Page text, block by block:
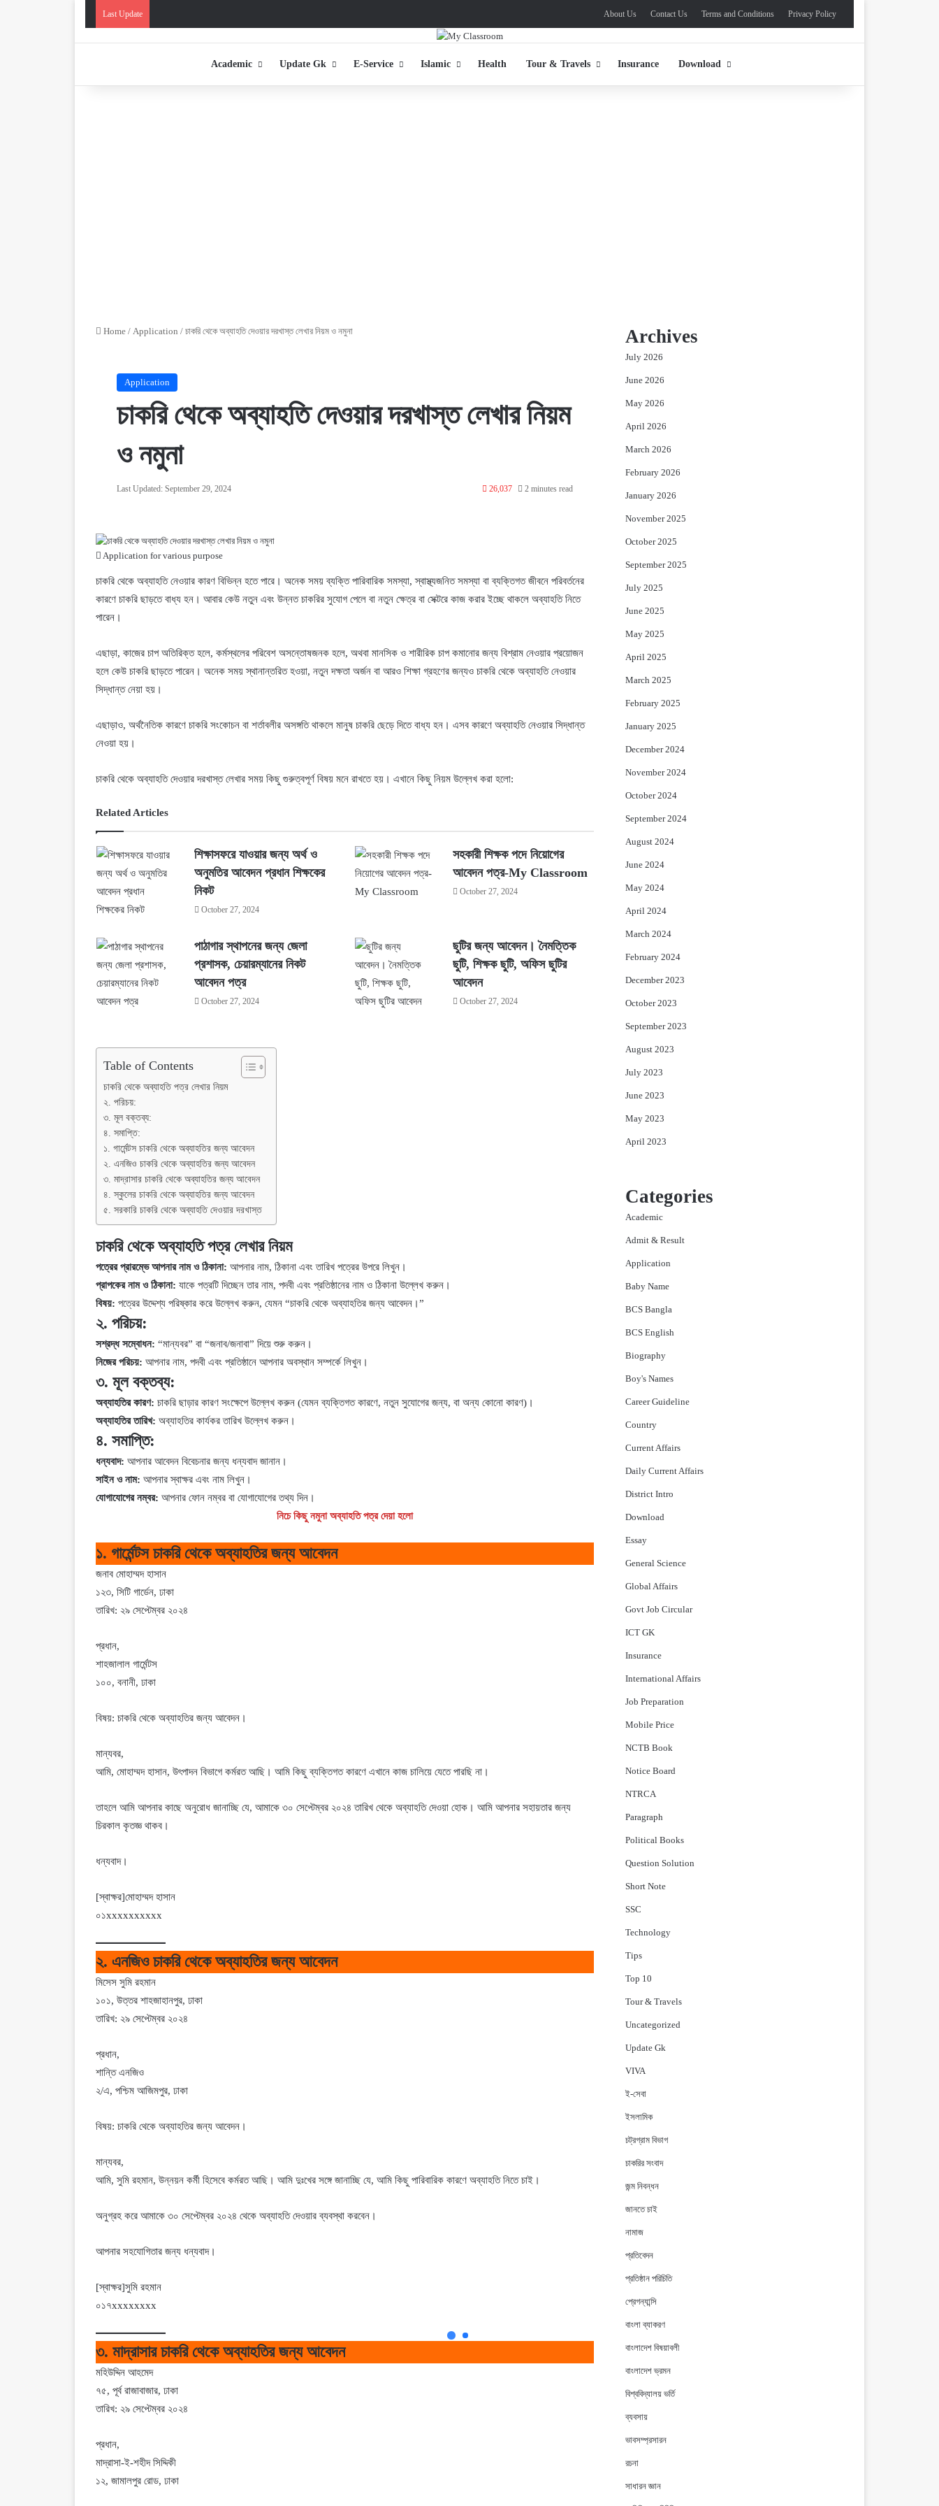
Last Update About Us Contact Us Terms and Conditions Privacy Policy
Academic Update Gk E-Service Islamic Health Tour & Travels Insurance Download
Home / Application / চাকরি থেকে অব্যাহতি দেওয়ার দরখাস্ত লেখার নিয়ম ও নমুনা
Application
চাকরি থেকে অব্যাহতি দেওয়ার দরখাস্ত লেখার নিয়ম
ও নমুনা
Last Updated: September 29, 2024 26,037 2 minutes read
Application for various purpose
চাকরি থেকে অব্যাহতি নেওয়ার কারণ বিভিন্ন হতে পারে। অনেক সময় ব্যক্তি পারিবারিক সমস্যা, স্বাস্থ্যজনিত সমস্যা বা ব্যক্তিগত জীবনে পরিবর্তনের
কারণে চাকরি ছাড়তে বাধ্য হন। আবার কেউ নতুন এবং উন্নত চাকরির সুযোগ পেলে বা নতুন ক্ষেত্র বা সেক্টরে কাজ করার ইচ্ছে থাকলে অব্যাহতি নিতে
পারেন।
এছাড়া, কাজের চাপ অতিরিক্ত হলে, কর্মস্থলের পরিবেশ অসন্তোষজনক হলে, অথবা মানসিক ও শারীরিক চাপ কমানোর জন্য বিশ্রাম নেওয়ার প্রয়োজন
হলে কেউ চাকরি ছাড়তে পারেন। অনেক সময় স্থানান্তরিত হওয়া, নতুন দক্ষতা অর্জন বা আরও শিক্ষা গ্রহণের জন্যও চাকরি থেকে অব্যাহতি নেওয়ার
সিদ্ধান্ত নেয়া হয়।
এছাড়াও, অর্থনৈতিক কারণে চাকরি সংকোচন বা শর্তাবলীর অসঙ্গতি থাকলে মানুষ চাকরি ছেড়ে দিতে বাধ্য হন। এসব কারণে অব্যাহতি নেওয়ার সিদ্ধান্ত
নেওয়া হয়।
চাকরি থেকে অব্যাহতি দেওয়ারদরখাস্তলেখার সময় কিছু গুরুত্বপূর্ণ বিষয় মনে রাখতে হয়। এখানে কিছু নিয়ম উল্লেখ করা হলো:
Related Articles
শিক্ষাসফরে যাওয়ার জন্য অর্থ ও
অনুমতির আবেদন প্রধান শিক্ষকের
নিকট
October 27, 2024
সহকারী শিক্ষক পদে নিয়োগের
আবেদন পত্র-My Classroom
October 27, 2024
পাঠাগার স্থাপনের জন্য জেলা
প্রশাসক, চেয়ারম্যানের নিকট
আবেদন পত্র
October 27, 2024
ছুটির জন্য আবেদন। নৈমত্তিক
ছুটি, শিক্ষক ছুটি, অফিস ছুটির
আবেদন
October 27, 2024
Table of Contents
চাকরি থেকে অব্যাহতি পত্র লেখার নিয়ম
২. পরিচয়:
৩. মূল বক্তব্য:
৪. সমাপ্তি:
১. গার্মেন্টস চাকরি থেকে অব্যাহতির জন্য আবেদন
২. এনজিও চাকরি থেকে অব্যাহতির জন্য আবেদন
৩. মাদ্রাসার চাকরি থেকে অব্যাহতির জন্য আবেদন
৪. স্কুলের চাকরি থেকে অব্যাহতির জন্য আবেদন
৫. সরকারি চাকরি থেকে অব্যাহতি দেওয়ার দরখাস্ত
চাকরি থেকে অব্যাহতি পত্র লেখার নিয়ম
পত্রের প্রারম্ভে আপনার নাম ও ঠিকানা: আপনার নাম, ঠিকানা এবং তারিখ পত্রের উপরে লিখুন।
প্রাপকের নাম ও ঠিকানা: যাকে পত্রটি দিচ্ছেন তার নাম, পদবী এবং প্রতিষ্ঠানের নাম ও ঠিকানা উল্লেখ করুন।
বিষয়: পত্রের উদ্দেশ্য পরিষ্কার করে উল্লেখ করুন, যেমন “চাকরি থেকে অব্যাহতির জন্য আবেদন।”
২. পরিচয়:
সশ্রদ্ধ সম্বোধন: “মান্যবর” বা “জনাব/জনাবা” দিয়ে শুরু করুন।
নিজের পরিচয়: আপনার নাম, পদবী এবং প্রতিষ্ঠানে আপনার অবস্থান সম্পর্কে লিখুন।
৩. মূল বক্তব্য:
অব্যাহতির কারণ: চাকরি ছাড়ার কারণ সংক্ষেপে উল্লেখ করুন (যেমন ব্যক্তিগত কারণে, নতুন সুযোগের জন্য, বা অন্য কোনো কারণ)।
অব্যাহতির তারিখ: অব্যাহতির কার্যকর তারিখ উল্লেখ করুন।
৪. সমাপ্তি:
ধন্যবাদ: আপনার আবেদন বিবেচনার জন্য ধন্যবাদ জানান।
সাইন ও নাম: আপনার স্বাক্ষর এবং নাম লিখুন।
যোগাযোগের নম্বর: আপনার ফোন নম্বর বা যোগাযোগের তথ্য দিন।
নিচে কিছু নমুনা অব্যাহতি পত্র দেয়া হলো
১. গার্মেন্টস চাকরি থেকে অব্যাহতির জন্য আবেদন
জনাব মোহাম্মদ হাসান
১২৩, সিটি গার্ডেন, ঢাকা
তারিখ: ২৯ সেপ্টেম্বর ২০২৪
প্রধান,
শাহজালাল গার্মেন্টস
১০০, বনানী, ঢাকা
বিষয়: চাকরি থেকে অব্যাহতির জন্য আবেদন।
মান্যবর,
আমি, মোহাম্মদ হাসান, উৎপাদন বিভাগে কর্মরত আছি। আমি কিছু ব্যক্তিগত কারণে এখানে কাজ চালিয়ে যেতে পারছি না।
তাহলে আমি আপনার কাছে অনুরোধ জানাচ্ছি যে, আমাকে ৩০ সেপ্টেম্বর ২০২৪ তারিখ থেকে অব্যাহতি দেওয়া হোক। আমি আপনার সহায়তার জন্য
চিরকাল কৃতজ্ঞ থাকব।
ধন্যবাদ।
[স্বাক্ষর]মোহাম্মদ হাসান
০১xxxxxxxxxx
২. এনজিও চাকরি থেকে অব্যাহতির জন্য আবেদন
মিসেস সুমি রহমান
১০১, উত্তর শাহজাহানপুর, ঢাকা
তারিখ: ২৯ সেপ্টেম্বর ২০২৪
প্রধান,
শান্তি এনজিও
২/এ, পশ্চিম আজিমপুর, ঢাকা
বিষয়: চাকরি থেকে অব্যাহতির জন্য আবেদন।
মান্যবর,
আমি, সুমি রহমান, উন্নয়ন কর্মী হিসেবে কর্মরত আছি। আমি দুঃখের সঙ্গে জানাচ্ছি যে, আমি কিছু পারিবারিক কারণে অব্যাহতি নিতে চাই।
অনুগ্রহ করে আমাকে ৩০ সেপ্টেম্বর ২০২৪ থেকে অব্যাহতি দেওয়ার ব্যবস্থা করবেন।
আপনার সহযোগিতার জন্য ধন্যবাদ।
[স্বাক্ষর]সুমি রহমান
০১৭xxxxxxxx
৩. মাদ্রাসার চাকরি থেকে অব্যাহতির জন্য আবেদন
মহিউদ্দিন আহমেদ
৭৫, পূর্ব রাজাবাজার, ঢাকা
তারিখ: ২৯ সেপ্টেম্বর ২০২৪
প্রধান,
মাদ্রাসা-ই-শহীদ সিদ্দিকী
১২, জামালপুর রোড, ঢাকা
Archives
July 2026
June 2026
May 2026
April 2026
March 2026
February 2026
January 2026
November 2025
October 2025
September 2025
July 2025
June 2025
May 2025
April 2025
March 2025
February 2025
January 2025
December 2024
November 2024
October 2024
September 2024
August 2024
June 2024
May 2024
April 2024
March 2024
February 2024
December 2023
October 2023
September 2023
August 2023
July 2023
June 2023
May 2023
April 2023
Categories
Academic
Admit & Result
Application
Baby Name
BCS Bangla
BCS English
Biography
Boy's Names
Career Guideline
Country
Current Affairs
Daily Current Affairs
District Intro
Download
Essay
General Science
Global Affairs
Govt Job Circular
ICT GK
Insurance
International Affairs
Job Preparation
Mobile Price
NCTB Book
Notice Board
NTRCA
Paragraph
Political Books
Question Solution
Short Note
‍SSC
Technology
Tips
Top 10
Tour & Travels
Uncategorized
Update Gk
VIVA
ই-সেবা
ইসলামিক
চট্রগ্রাম বিভাগ
চাকরির সংবাদ
জন্ম নিবন্ধন
জানতে চাই
নামাজ
প্রতিবেদন
প্রতিষ্ঠান পরিচিতি
প্রেগন্যান্সি
বাংলা ব্যাকরণ
বাংলাদেশ বিষয়াবলী
বাংলাদেশ ভ্রমন
বিশ্ববিদ্যালয় ভর্তি
ব্যবসায়
ভাবসম্প্রসারন
রচনা
সাধারন জ্ঞান